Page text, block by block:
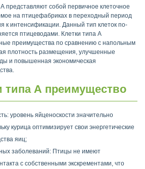
представляют собой первичное клеточное
на птицефабриках в переходный период
к интенсификации. Данный тип клеток по-
птицеводами. Клетки типа А
преимущества по сравнению с напольным
плотность размещения, улучшенные
и повышенная экономическая
типа А преимущество
уровень яйценоскости значительно
курица оптимизирует свои энергетические
яиц;
заболеваний: Птицы не имеют
с собственными экскрементами, что